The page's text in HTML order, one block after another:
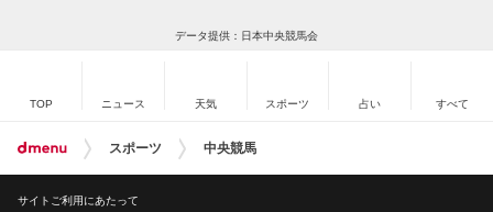
データ提供：日本中央競馬会
TOP ニュース 天気 スポーツ 占い すべて
スポーツ 中央競馬
サイトご利用にあたって